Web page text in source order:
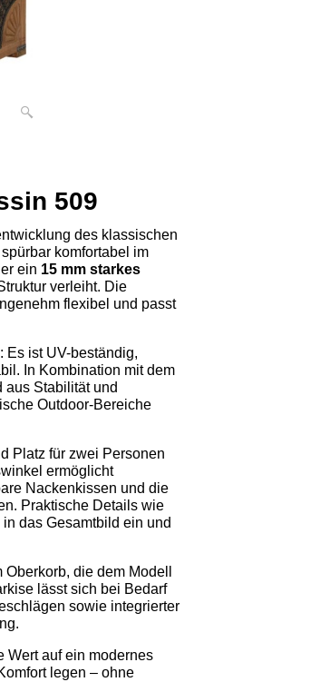
509
des klassischen
komfortabel im
ein 15 mm starkes
verleiht. Die
flexibel und passt
Es ist UV-beständig,
In Kombination mit dem
aus Stabilität und
Outdoor-Bereiche
Platz für zwei Personen
ermöglicht
Nackenkissen und die
Praktische Details wie
das Gesamtbild ein und
die dem Modell
lässt sich bei Bedarf
sowie integrierter
Wert auf ein modernes
legen – ohne